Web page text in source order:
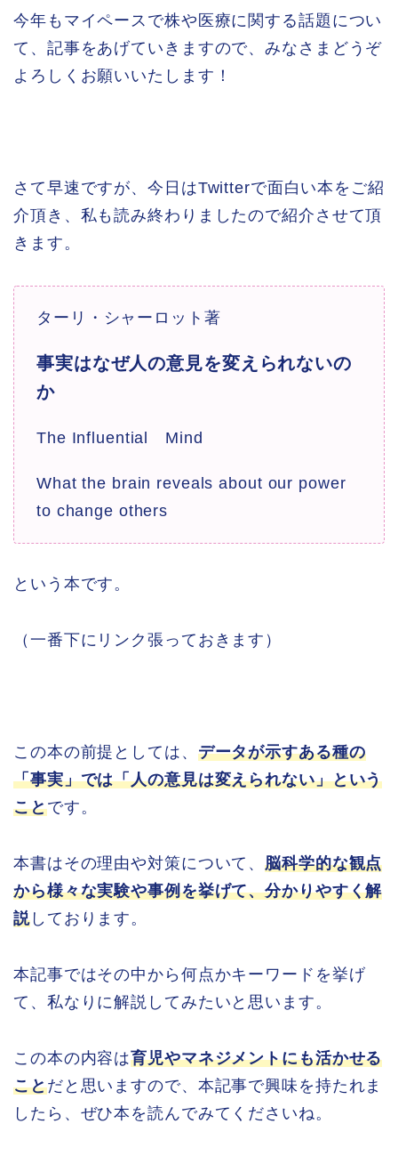
今年もマイペースで株や医療に関する話題につい
て、記事をあげていきますので、みなさまどうぞ
よろしくお願いいたします！
さて早速ですが、今日はTwitterで面白い本をご紹
介頂き、私も読み終わりましたので紹介させて頂
きます。
ターリ・シャーロット著
事実はなぜ人の意見を変えられないの
か
The Influential Mind
What the brain reveals about our power
to change others
という本です。
（一番下にリンク張っておきます）
この本の前提としては、 データが示すある種の
「事実」では「人の意見は変えられない」という
ことです。
本書はその理由や対策について、脳科学的な観点
から様々な実験や事例を挙げて、分かりやすく解
説しております。
本記事ではその中から何点かキーワードを挙げ
て、私なりに解説してみたいと思います。
この本の内容は育児やマネジメントにも活かせる
ことだと思いますので、本記事で興味を持たれま
したら、ぜひ本を読んでみてくださいね。